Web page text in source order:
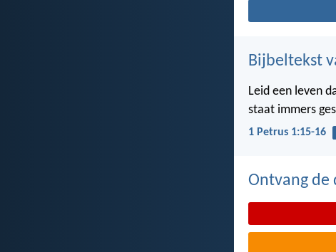
Bijbeltekst
Leid een leven
staat immers
1 Petrus 1:15-16
Ontvang de